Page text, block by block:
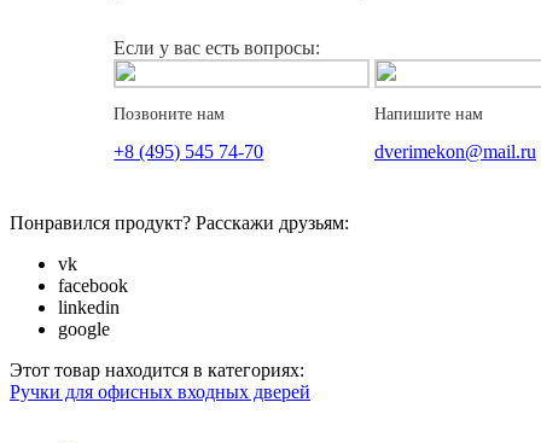
Если у вас есть вопросы:
Позвоните нам
+8 (495) 545 74-70
Напишите нам
dverimekon@mail.ru
Понравился продукт? Расскажи друзьям:
vk
facebook
linkedin
google
Этот товар находится в категориях:
Ручки для офисных входных дверей